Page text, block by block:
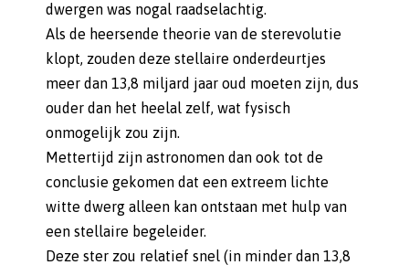
dwergen was nogal raadselachtig.
Als de heersende theorie van de sterevolutie
klopt, zouden deze stellaire onderdeurtjes
meer dan 13,8 miljard jaar oud moeten zijn, dus
ouder dan het heelal zelf, wat fysisch
onmogelijk zou zijn.
Mettertijd zijn astronomen dan ook tot de
conclusie gekomen dat een extreem lichte
witte dwerg alleen kan ontstaan met hulp van
een stellaire begeleider.
Deze ster zou relatief snel (in minder dan 13,8